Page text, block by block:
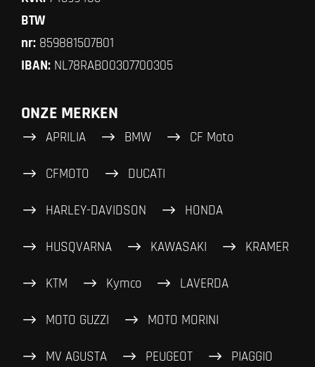
BTW
nr: 859881507B01
IBAN: NL78RABO0307700305
ONZE MERKEN
APRILIA BMW CF Moto
CFMOTO DUCATI
HARLEY-DAVIDSON HONDA
HUSQVARNA KAWASAKI KRAMER
KTM Kymco LAVERDA
MOTO GUZZI MOTO MORINI
MV AGUSTA PEUGEOT PIAGGIO